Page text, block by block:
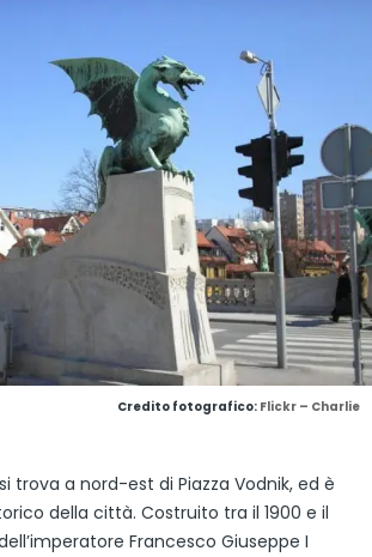
Credito fotografico: Flickr – Charlie
trova a nord-est di Piazza Vodnik, ed è
della città. Costruito tra il 1900 e il
Francesco Giuseppe I